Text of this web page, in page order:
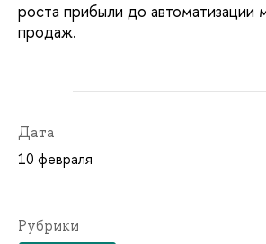
роста прибыли до автоматизации
продаж.
Дата
10 февраля
Рубрики